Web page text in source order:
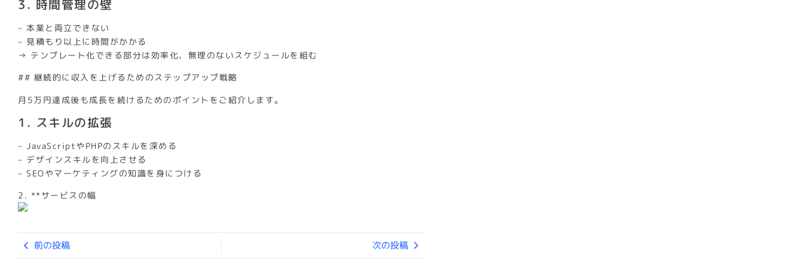
3. 時間管理の壁
– 本業と両立できない
– 見積もり以上に時間がかかる
→ テンプレート化できる部分は効率化、無理のないスケジュールを組む
## 継続的に収入を上げるためのステップアップ戦略
月5万円達成後も成長を続けるためのポイントをご紹介します。
1. スキルの拡張
– JavaScriptやPHPのスキルを深める
– デザインスキルを向上させる
– SEOやマーケティングの知識を身につける
2. **サービスの幅
前の投稿 次の投稿